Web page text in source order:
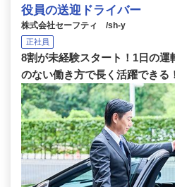
役員の送迎ドライバー
株式会社セーフティ /sh-y
正社員
8割が未経験スタート！1日の運
のない働き方で長く活躍できる